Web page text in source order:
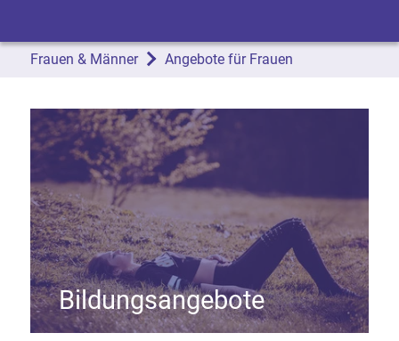
Frauen & Männer Angebote für Frauen
Bildungsangebote